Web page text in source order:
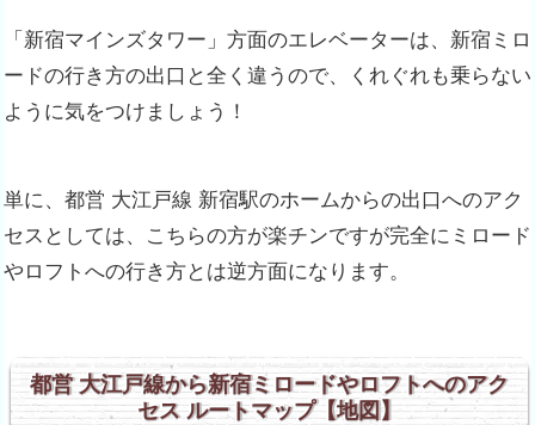
「新宿マインズタワー」方面のエレベーターは、新宿ミロ
ードの行き方の出口と全く違うので、くれぐれも乗らない
ように気をつけましょう！
単に、都営 大江戸線 新宿駅のホームからの出口へのアク
セスとしては、こちらの方が楽チンですが完全にミロード
やロフトへの行き方とは逆方面になります。
都営 大江戸線から新宿ミロードやロフトへのアク
セス ルートマップ【地図】